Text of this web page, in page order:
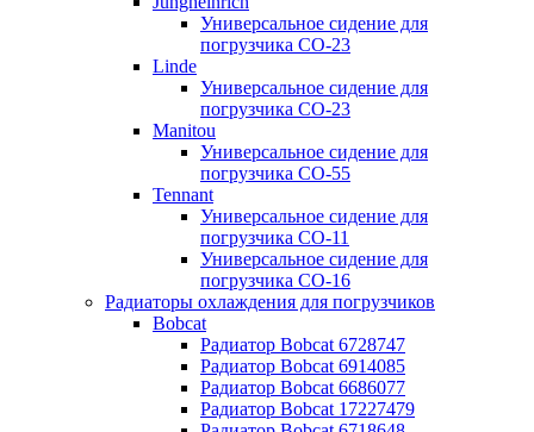
Универсальное сидение для
погрузчика CO-23
Linde
Универсальное сидение для
погрузчика CO-23
Manitou
Универсальное сидение для
погрузчика CO-55
Tennant
Универсальное сидение для
погрузчика CO-11
Универсальное сидение для
погрузчика CO-16
Радиаторы охлаждения для погрузчиков
Bobcat
Радиатор Bobcat 6728747
Радиатор Bobcat 6914085
Радиатор Bobcat 6686077
Радиатор Bobcat 17227479